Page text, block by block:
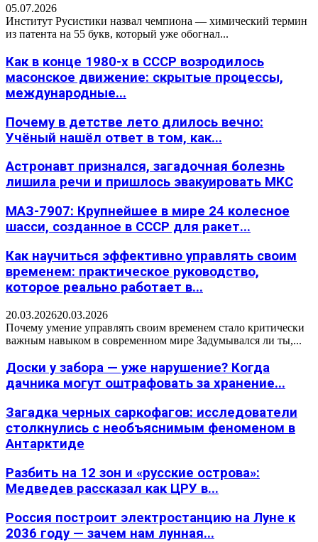
05.07.2026
Институт Русистики назвал чемпиона — химический термин
из патента на 55 букв, который уже обогнал...
Как в конце 1980-х в СССР возродилось
масонское движение: скрытые процессы,
международные...
Почему в детстве лето длилось вечно:
Учёный нашёл ответ в том, как...
Астронавт признался, загадочная болезнь
лишила речи и пришлось эвакуировать МКС
МАЗ-7907: Крупнейшее в мире 24 колесное
шасси, созданное в СССР для ракет...
Как научиться эффективно управлять своим
временем: практическое руководство,
которое реально работает в...
20.03.202620.03.2026
Почему умение управлять своим временем стало критически
важным навыком в современном мире Задумывался ли ты,...
Доски у забора — уже нарушение? Когда
дачника могут оштрафовать за хранение...
Загадка черных саркофагов: исследователи
столкнулись с необъяснимым феноменом в
Антарктиде
Разбить на 12 зон и «русские острова»:
Медведев рассказал как ЦРУ в...
Россия построит электростанцию на Луне к
2036 году — зачем нам лунная...